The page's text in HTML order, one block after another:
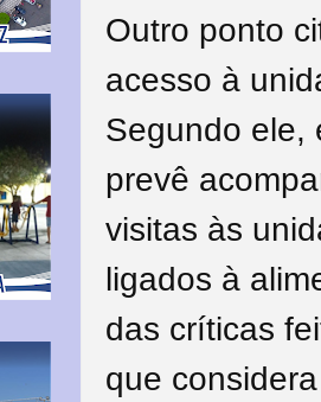
Outro ponto
acesso à
Segundo ele,
prevê
visitas às
ligados à
das críticas
que